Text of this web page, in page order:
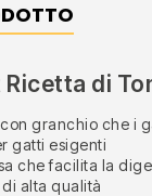
Ricetta di
granchio che i
gatti esigenti
che facilita la
alta qualità